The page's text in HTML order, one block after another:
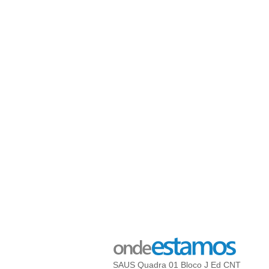
SAUS Quadra 01 Bloco J Ed CNT